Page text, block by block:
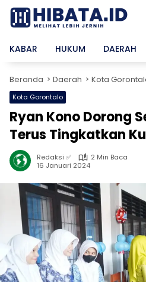
Langsung
konten
KABAR
HUKUM DAERAH
Beranda Daerah Kota
Kota Gorontalo
Ryan Kono Dorong
Terus Tingkatkan
Redaksi ✅
2 Min Baca
16 Januari 2024